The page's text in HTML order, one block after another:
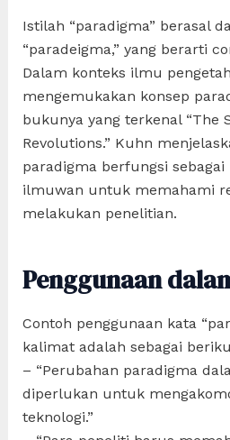
Istilah “paradigma” berasal
“paradeigma,” yang berarti
Dalam konteks ilmu
mengemukakan konsep
bukunya yang terkenal “The
Revolutions.” Kuhn
paradigma berfungsi sebagai
ilmuwan untuk memahami
melakukan penelitian.
Penggunaan
Contoh penggunaan kata
kalimat adalah sebagai
– “Perubahan paradigma
diperlukan untuk
teknologi.”